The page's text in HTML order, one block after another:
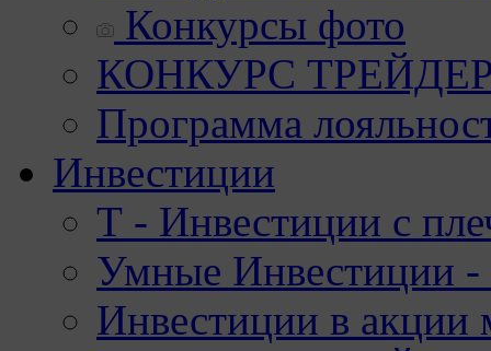
Конкурсы фото
КОНКУРС
Программа
Инвестиции
Т - Инвестиции с
Умные Инвестиции -
Инвестиции в акции